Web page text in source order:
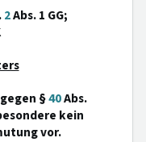
2Abs. 1 GG;
§40Abs.
kein
vor.